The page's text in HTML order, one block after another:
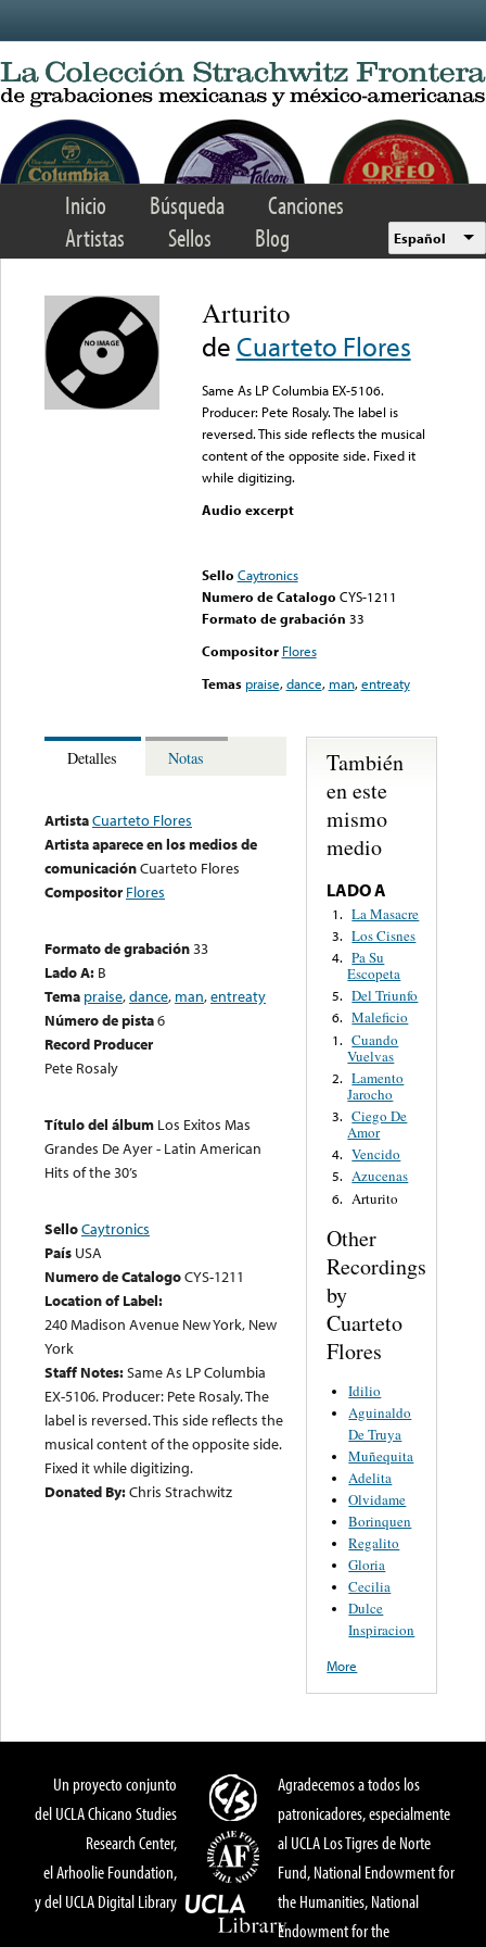
Inicio Búsqueda
Canciones
Artistas
Sellos Blog Español
Arturito
de Cuarteto Flores
Same As LP Columbia EX-5106.
Producer: Pete Rosaly. The label is
reversed. This side reflects the musical
content of the opposite side. Fixed it
while digitizing.
Audio excerpt
Sello Caytronics
Numero de Catalogo CYS-1211
Formato de grabación 33
Compositor Flores
Temas praise,dance, man,entreaty
Detalles Notas
ArtistaCuarteto Flores
Artista aparece en los medios de
comunicaciónCuarteto Flores
Compositor Flores
Formato de grabación33
Lado A: B
Tema praise,dance, man,entreaty
Número de pista6
Record Producer
Pete Rosaly
Título del álbum Los Exitos Mas
Grandes De Ayer - Latin American
Hits of the 30’s
SelloCaytronics
País USA
Numero de CatalogoCYS-1211
Location of Label:
240 Madison Avenue New York, New
York
Staff Notes:Same As LP Columbia
EX-5106. Producer: Pete Rosaly. The
label is reversed. This side reflects the
musical content of the opposite side.
Fixed it while digitizing.
Donated By:Chris Strachwitz
También
en este
mismo
medio
LADO A
1. La Masacre
3. Los Cisnes
4. Pa Su
Escopeta
5. Del Triunfo
6. Maleficio
1. Cuando
Vuelvas
2. Lamento
Jarocho
3. Ciego De
Amor
4. Vencido
5. Azucenas
6. Arturito
Other
Recordings
by
Cuarteto
Flores
Idilio
Aguinaldo
De Truya
Muñequita
Adelita
Olvidame
Borinquen
Regalito
Gloria
Cecilia
Dulce
Inspiracion
More
Un proyecto conjunto
del UCLA Chicano Studies
Research Center,
el Arhoolie Foundation,
y del UCLA Digital Library
Agradecemos a todos los
patronicadores, especialmente
al UCLA Los Tigres de Norte
Fund, National Endowment for
the Humanities, National
Endowment for the